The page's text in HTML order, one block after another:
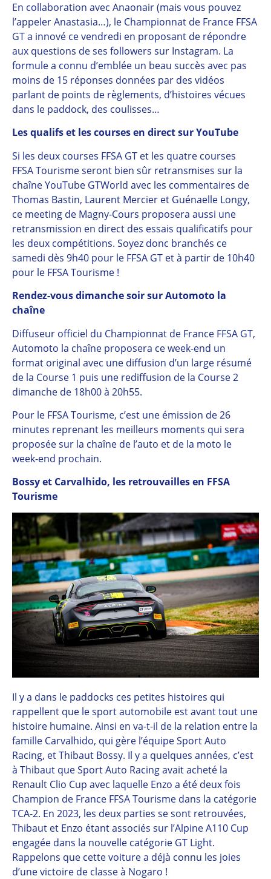
En collaboration avec Anaonair (mais vous pouvez
l’appeler Anastasia…), le Championnat de France FFSA
GT a innové ce vendredi en proposant de répondre
aux questions de ses followers sur Instagram. La
formule a connu d’emblée un beau succès avec pas
moins de 15 réponses données par des vidéos
parlant de points de règlements, d’histoires vécues
dans le paddock, des coulisses…
Les qualifs et les courses en direct sur YouTube
Si les deux courses FFSA GT et les quatre courses
FFSA Tourisme seront bien sûr retransmises sur la
chaîne YouTube GTWorld avec les commentaires de
Thomas Bastin, Laurent Mercier et Guénaelle Longy,
ce meeting de Magny-Cours proposera aussi une
retransmission en direct des essais qualificatifs pour
les deux compétitions. Soyez donc branchés ce
samedi dès 9h40 pour le FFSA GT et à partir de 10h40
pour le FFSA Tourisme !
Rendez-vous dimanche soir sur Automoto la
chaîne
Diffuseur officiel du Championnat de France FFSA GT,
Automoto la chaîne proposera ce week-end un
format original avec une diffusion d’un large résumé
de la Course 1 puis une rediffusion de la Course 2
dimanche de 18h00 à 20h55.
Pour le FFSA Tourisme, c’est une émission de 26
minutes reprenant les meilleurs moments qui sera
proposée sur la chaîne de l’auto et de la moto le
week-end prochain.
Bossy et Carvalhido, les retrouvailles en FFSA
Tourisme
Il y a dans le paddocks ces petites histoires qui
rappellent que le sport automobile est avant tout une
histoire humaine. Ainsi en va-t-il de la relation entre la
famille Carvalhido, qui gère l’équipe Sport Auto
Racing, et Thibaut Bossy. Il y a quelques années, c’est
à Thibaut que Sport Auto Racing avait acheté la
Renault Clio Cup avec laquelle Enzo a été deux fois
Champion de France FFSA Tourisme dans la catégorie
TCA-2. En 2023, les deux parties se sont retrouvées,
Thibaut et Enzo étant associés sur l’Alpine A110 Cup
engagée dans la nouvelle catégorie GT Light.
Rappelons que cette voiture a déjà connu les joies
d’une victoire de classe à Nogaro !